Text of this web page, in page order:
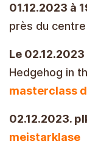
01.12.2023 à
près du centre
Le 02.12.2023
Hedgehog in
masterclass
02.12.2023.
meistarklase